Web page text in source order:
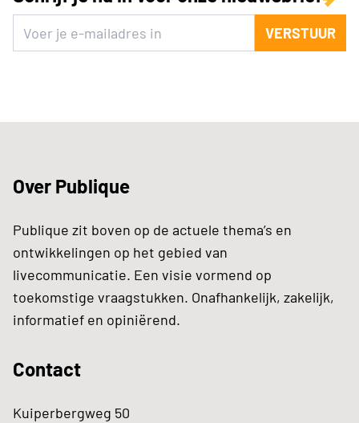
VERSTUUR
Over Publique
Publique zit boven op de actuele thema’s en
ontwikkelingen op het gebied van
livecommunicatie. Een visie vormend op
toekomstige vraagstukken. Onafhankelijk, zakelijk,
informatief en opiniërend.
Contact
Kuiperbergweg 50